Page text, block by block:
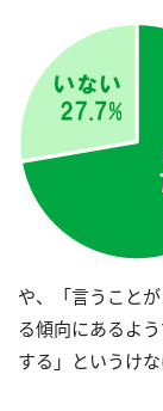
や、「言うこと
る傾向にあるよ
する」というけ